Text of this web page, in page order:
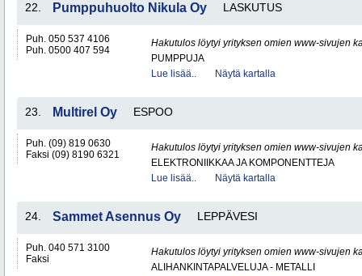
22. Pumppuhuolto Nikula Oy LASKUTUS
Puh. 050 537 4106
Puh. 0500 407 594
Hakutulos löytyi yrityksen omien www-sivujen
PUMPPUJA
Lue lisää..
Näytä kartalla
23. Multirel Oy ESPOO
Puh. (09) 819 0630
Faksi (09) 8190 6321
Hakutulos löytyi yrityksen omien www-sivujen
ELEKTRONIIKKAA JA KOMPONENTTEJA
Lue lisää..
Näytä kartalla
24. Sammet Asennus Oy LEPPÄVESI
Puh. 040 571 3100
Faksi
Hakutulos löytyi yrityksen omien www-sivujen
ALIHANKINTAPALVELUJA - METALLI